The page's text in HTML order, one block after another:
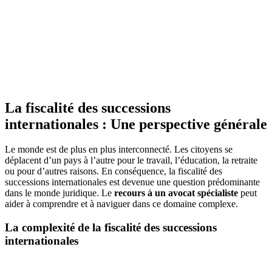
La fiscalité des successions
internationales : Une perspective générale
Le monde est de plus en plus interconnecté. Les citoyens se
déplacent d’un pays à l’autre pour le travail, l’éducation, la retraite
ou pour d’autres raisons. En conséquence, la fiscalité des
successions internationales est devenue une question prédominante
dans le monde juridique. Le recours à un avocat spécialiste peut
aider à comprendre et à naviguer dans ce domaine complexe.
La complexité de la fiscalité des successions
internationales